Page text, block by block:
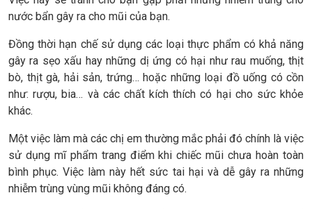
nước bẩn gây ra cho mũi của bạn.
Đồng thời hạn chế sử dụng các loại thực phẩm có khả năng
gây ra sẹo xấu hay những dị ứng có hại như rau muống, thịt
bò, thịt gà, hải sản, trứng… hoặc những loại đồ uống có cồn
như: rượu, bia… và các chất kích thích có hại cho sức khỏe
khác.
Một việc làm mà các chị em thường mắc phải đó chính là việc
sử dụng mĩ phẩm trang điểm khi chiếc mũi chưa hoàn toàn
bình phục. Việc làm này hết sức tai hại và dễ gây ra những
nhiễm trùng vùng mũi không đáng có.